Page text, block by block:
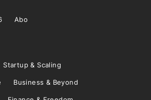
Abo
Startup & Scaling
Business & Beyond